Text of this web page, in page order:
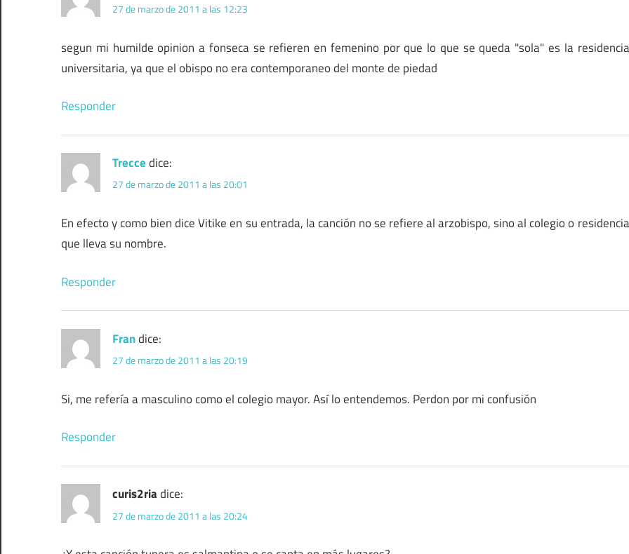
27 de marzo de 2011 a las 12:23
segun mi humilde opinion a fonseca se refieren en femenino por que lo que se queda "sola" es la residencia
universitaria, ya que el obispo no era contemporaneo del monte de piedad
Responder
Treccedice:
27 de marzo de 2011 a las 20:01
En efecto y como bien dice Vitike en su entrada, la canción no se refiere al arzobispo, sino al colegio o residencia
que lleva su nombre.
Responder
Frandice:
27 de marzo de 2011 a las 20:19
Si, me refería a masculino como el colegio mayor. Así lo entendemos. Perdon por mi confusión
Responder
curis2riadice:
27 de marzo de 2011 a las 20:24